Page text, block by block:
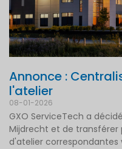
Annonce :
l'atelier
08-01-2026
GXO ServiceTech a
Mijdrecht et de transférer
d'atelier correspondantes